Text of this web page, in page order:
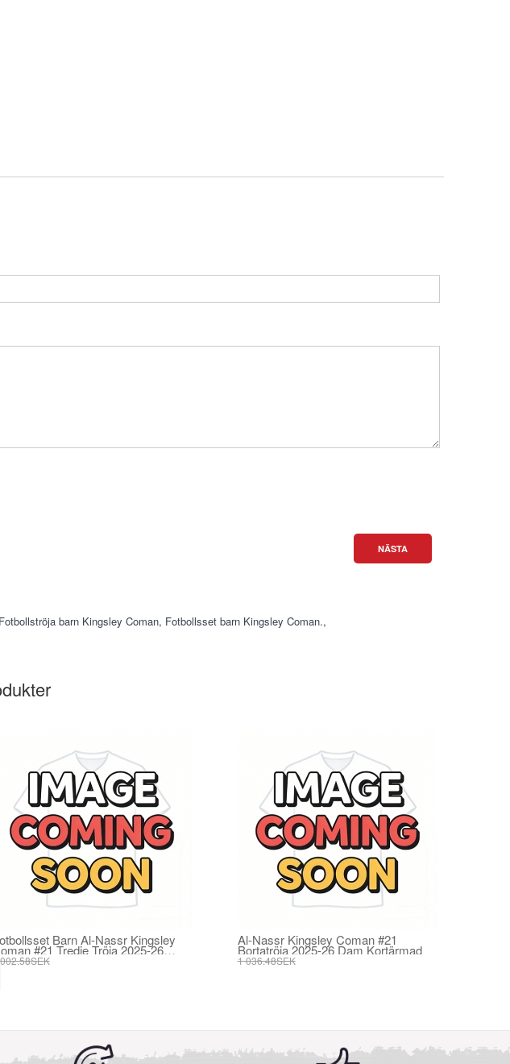
NÄSTA
Fotbollströja barn Kingsley Coman, Fotbollsset barn Kingsley Coman.,
Barn Al-Nassr Kingsley
#21 Tredje Tröja 2025-26
Kit Kortärmad (+ korta byxor)
Al-Nassr Kingsley Coman #21
Bortatröja 2025-26 Dam Kortärmad
1 036.48SEK